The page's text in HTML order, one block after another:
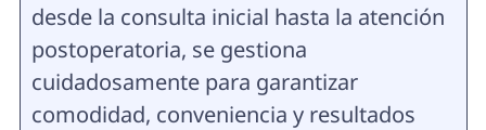
desde la consulta inicial hasta la atención
postoperatoria, se gestiona
cuidadosamente para garantizar
comodidad, conveniencia y resultados